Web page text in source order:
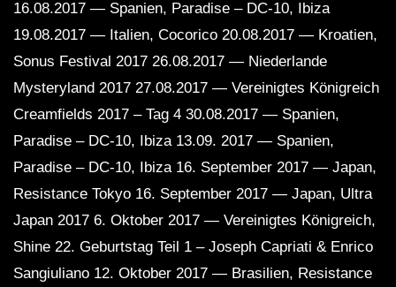
16.08.2017 — Spanien, Paradise – DC-10, Ibiza
19.08.2017 — Italien, Cocorico 20.08.2017 — Kroatien,
Sonus Festival 2017 26.08.2017 — Niederlande
Mysteryland 2017 27.08.2017 — Vereinigtes Königreich
Creamfields 2017 – Tag 4 30.08.2017 — Spanien,
Paradise – DC-10, Ibiza 13.09. 2017 — Spanien,
Paradise – DC-10, Ibiza 16. September 2017 — Japan,
Resistance Tokyo 16. September 2017 — Japan, Ultra
Japan 2017 6. Oktober 2017 — Vereinigtes Königreich,
Shine 22. Geburtstag Teil 1 – Joseph Capriati & Enrico
Sangiuliano 12. Oktober 2017 — Brasilien, Resistance